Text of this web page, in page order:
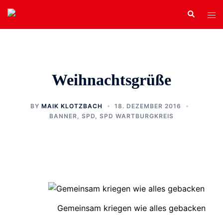
Zum
Inhalt
springen
Search
Weihnachtsgrüße
BY MAIK KLOTZBACH
18. DEZEMBER 2016
BANNER
SPD SPD WARTBURGKREIS
Gemeinsam kriegen wie alles gebacken